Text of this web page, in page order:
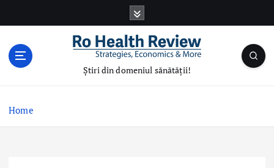
Știri din domeniul sănătății!
Home